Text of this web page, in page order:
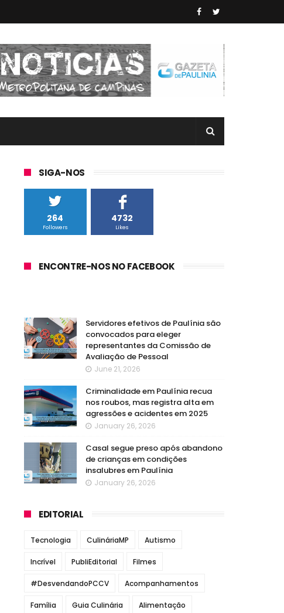
SIGA-NOS
264
Followers
4732
Likes
ENCONTRE-NOS NO FACEBOOK
Servidores efetivos de Paulínia são
convocados para eleger
representantes da Comissão de
Avaliação de Pessoal
June 21, 2026
Criminalidade em Paulínia recua
nos roubos, mas registra alta em
agressões e acidentes em 2025
January 26, 2026
Casal segue preso após abandono
de crianças em condições
insalubres em Paulínia
January 26, 2026
EDITORIAL
Tecnologia CulináriaMP Autismo
Incrível PubliEditorial Filmes
#DesvendandoPCCV Acompanhamentos
Família Guia Culinária Alimentação